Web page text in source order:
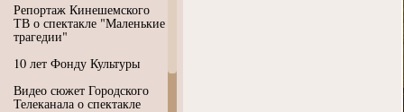
Репортаж Кинешемского
ТВ о спектакле "Маленькие
трагедии"
10 лет Фонду Культуры
Видео сюжет Городского
Телеканала о спектакле